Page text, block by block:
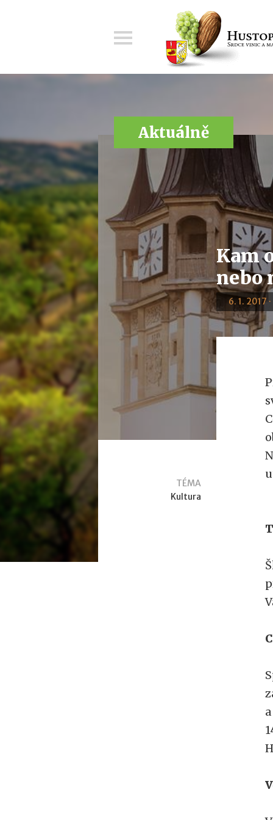
Aktuálně
Kam
nebo
6. 1. 2017
TÉMA
Kultura